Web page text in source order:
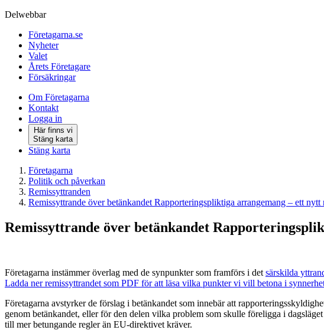
Delwebbar
Företagarna.se
Nyheter
Valet
Årets Företagare
Försäkringar
Om Företagarna
Kontakt
Logga in
Här finns vi
Stäng karta
Stäng karta
Företagarna
Politik och påverkan
Remissyttranden
Remissyttrande över betänkandet Rapporteringspliktiga arrangemang – ett
Remissyttrande över betänkandet
Företagarna instämmer överlag med de synpunkter som framförs i det särskilda
Ladda ner remissyttrandet som PDF för att läsa vilka punkter vi vill betona i
Företagarna avstyrker de förslag i betänkandet som innebär att
genom betänkandet, eller för den delen vilka problem som skulle föreligga i
till mer betungande regler än EU-direktivet kräver.